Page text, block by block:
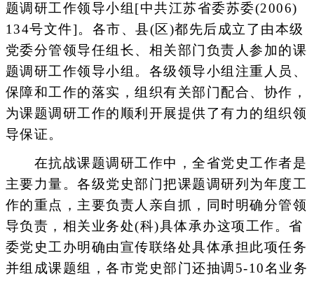
题调研工作领导小组[中共江苏省委苏委(2006)
134号文件]。各市、县(区)都先后成立了由本级
党委分管领导任组长、相关部门负责人参加的课
题调研工作领导小组。各级领导小组注重人员、
保障和工作的落实，组织有关部门配合、协作，
为课题调研工作的顺利开展提供了有力的组织领
导保证。
在抗战课题调研工作中，全省党史工作者是
主要力量。各级党史部门把课题调研列为年度工
作的重点，主要负责人亲自抓，同时明确分管领
导负责，相关业务处(科)具体承办这项工作。省
委党史工办明确由宣传联络处具体承担此项任务
并组成课题组，各市党史部门还抽调5-10名业务